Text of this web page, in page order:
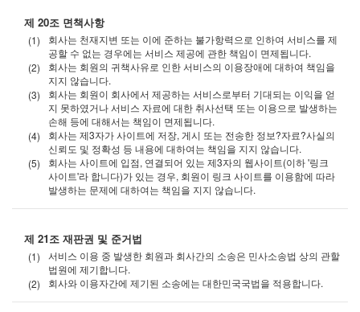
제 20조 면책사항
회사는 천재지변 또는 이에 준하는 불가항력으로 인하여 서비스를 제
공할 수 없는 경우에는 서비스 제공에 관한 책임이 면제됩니다.
회사는 회원의 귀책사유로 인한 서비스의 이용장애에 대하여 책임을
지지 않습니다.
회사는 회원이 회사에서 제공하는 서비스로부터 기대되는 이익을 얻
지 못하였거나 서비스 자료에 대한 취사선택 또는 이용으로 발생하는
손해 등에 대해서는 책임이 면제됩니다.
회사는 제3자가 사이트에 저장, 게시 또는 전송한 정보?자료?사실의
신뢰도 및 정확성 등 내용에 대하여는 책임을 지지 않습니다.
회사는 사이트에 입점, 연결되어 있는 제3자의 웹사이트(이하 '링크
사이트'라 합니다)가 있는 경우, 회원이 링크 사이트를 이용함에 따라
발생하는 문제에 대하여는 책임을 지지 않습니다.
제 21조 재판권 및 준거법
서비스 이용 중 발생한 회원과 회사간의 소송은 민사소송법 상의 관할
법원에 제기합니다.
회사와 이용자간에 제기된 소송에는 대한민국국법을 적용합니다.